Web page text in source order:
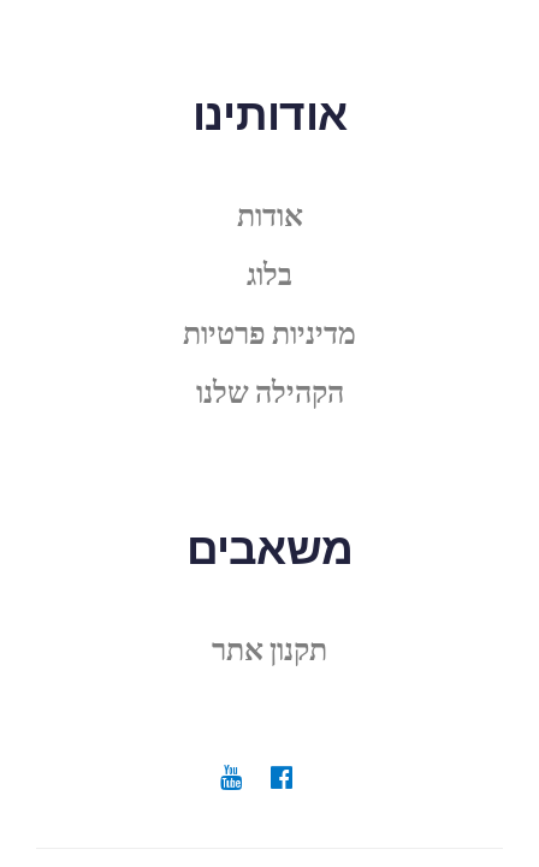
אודותינו
אודות
בלוג
מדיניות פרטיות
הקהילה שלנו
משאבים
תקנון אתר